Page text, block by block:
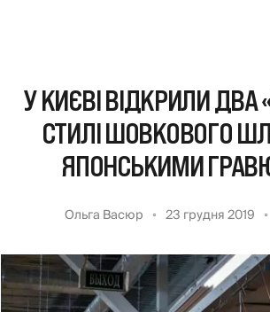
У КИЄВІ ВІДКРИЛИ ДВА
СТИЛІ ШОВКОВОГО
ЯПОНСЬКИМИ
Ольга Васюр 23 грудня 2019